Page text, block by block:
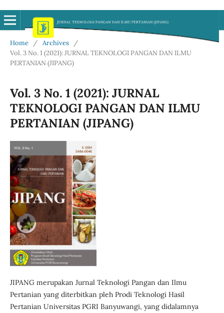
Home / Archives
/
Vol. 3 No. 1 (2021): JURNAL TEKNOLOGI PANGAN DAN ILMU
PERTANIAN (JIPANG)
Vol. 3 No. 1 (2021): JURNAL
TEKNOLOGI PANGAN DAN ILMU
PERTANIAN (JIPANG)
JIPANG merupakan Jurnal Teknologi Pangan dan Ilmu
Pertanian yang diterbitkan pleh Prodi Teknologi Hasil
Pertanian Universitas PGRI Banyuwangi, yang didalamnya